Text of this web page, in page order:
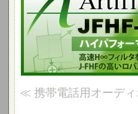
≪ 携帯電話用オーディ